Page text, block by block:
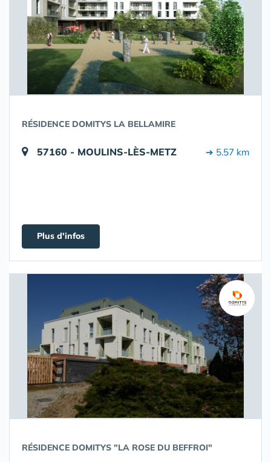
RÉSIDENCE DOMITYS LA BELLAMIRE
57160 - MOULINS-LÈS-METZ ➔ 5.57 km
Plus d'infos
RÉSIDENCE DOMITYS "LA ROSE DU BEFFROI"